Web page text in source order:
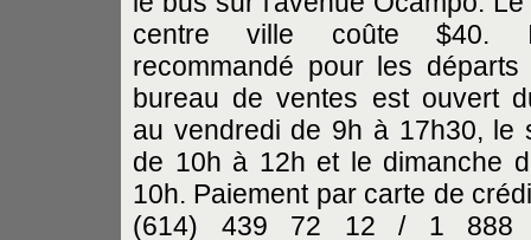
centre ville coûte $40.
recommandé pour les
bureau de ventes est ouvert
au vendredi de 9h à 17h30, le
de 10h à 12h et le dimanche
10h. Paiement par carte de
(614) 439 72 12 / 1